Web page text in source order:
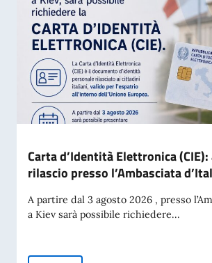
Carta d’Identità Elettronica
rilascio presso l’Ambasciata
A partire dal 3 agosto 2026 , presso
a Kiev sarà possibile richiedere...